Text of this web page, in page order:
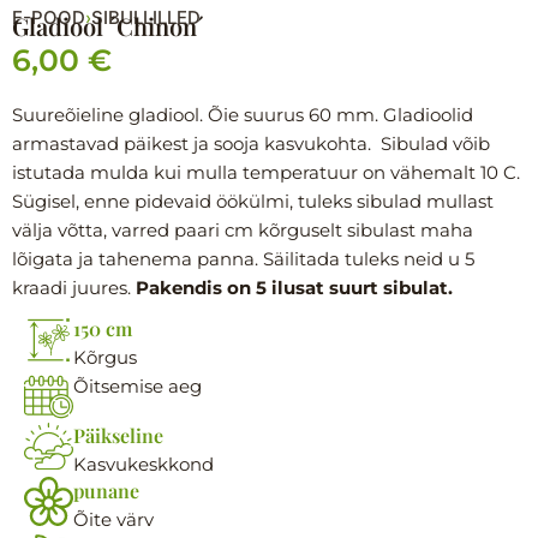
E-POOD›SIBULLILLED
Gladiool ´Chinon´
6,00 €
Suureõieline gladiool. Õie suurus 60 mm. Gladioolid
armastavad päikest ja sooja kasvukohta. Sibulad võib
istutada mulda kui mulla temperatuur on vähemalt 10 C.
Sügisel, enne pidevaid öökülmi, tuleks sibulad mullast
välja võtta, varred paari cm kõrguselt sibulast maha
lõigata ja tahenema panna. Säilitada tuleks neid u 5
kraadi juures. Pakendis on 5 ilusat suurt sibulat.
150 cm
Kõrgus
Õitsemise aeg
Päikseline
Kasvukeskkond
punane
Õite värv